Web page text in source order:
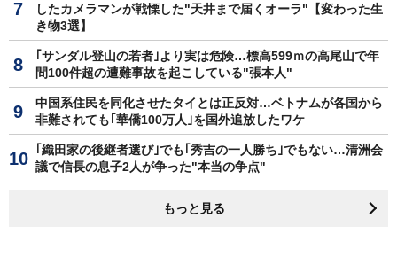
したカメラマンが戦慄した"天井まで届くオーラ"【変わった生
き物3選】
｢サンダル登山の若者｣より実は危険…標高599ｍの高尾山で年
間100件超の遭難事故を起こしている"張本人"
中国系住民を同化させたタイとは正反対…ベトナムが各国から
非難されても｢華僑100万人｣を国外追放したワケ
｢織田家の後継者選び｣でも｢秀吉の一人勝ち｣でもない…清洲会
議で信長の息子2人が争った"本当の争点"
もっと見る